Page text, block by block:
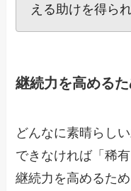
える助けを得ら
継続力を高める
どんなに素晴らし
できなければ「稀
継続力を高めるた